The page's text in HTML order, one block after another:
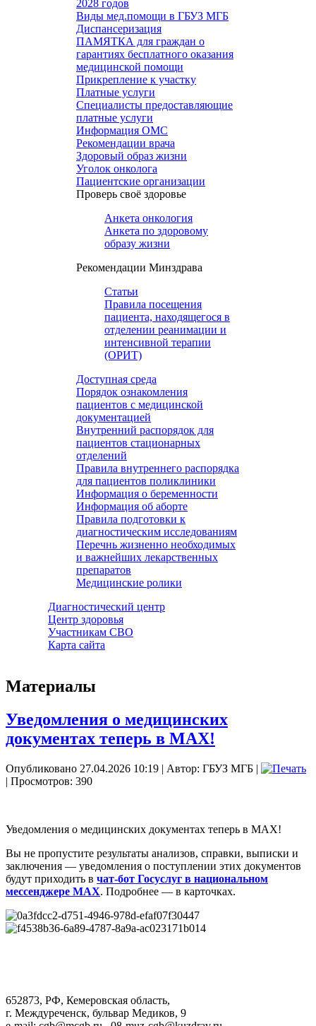
2028 годов
Виды мед.помощи в ГБУЗ МГБ
Диспансеризация
ПАМЯТКА для граждан о
гарантиях бесплатного оказания
медицинской помощи
Прикрепление к участку
Платные услуги
Специалисты предоставляющие
платные услуги
Информация ОМС
Рекомендации врача
Здоровый образ жизни
Уголок онколога
Пациентские организации
Проверь своё здоровье
Анкета онкология
Анкета по здоровому
образу жизни
Рекомендации Минздрава
Статьи
Правила посещения
пациента, находящегося в
отделении реанимации и
интенсивной терапии
(ОРИТ)
Доступная среда
Порядок ознакомления
пациентов с медицинской
документацией
Внутренний распорядок для
пациентов стационарных
отделений
Правила внутреннего распорядка
для пациентов поликлиники
Информация о беременности
Информация об аборте
Правила подготовки к
диагностическим исследованиям
Перечнь жизненно необходимых
и важнейших лекарственных
препаратов
Медицинские ролики
Диагностический центр
Центр здоровья
Участникам СВО
Карта сайта
Материалы
Уведомления о медицинских
документах теперь в МАХ!
Опубликовано 27.04.2026 10:19 | Автор: ГБУЗ МГБ |
| Просмотров: 390
Уведомления о медицинских документах теперь в МАХ!
Вы не пропустите результаты анализов, справки, выписки и
заключения — уведомления о поступлении этих документов
будут приходить в чат‑бот Госуслуг в национальном
мессенджере МАХ. Подробнее — в карточках.
652873, РФ, Кемеровская область,
г. Междуреченск, бульвар Медиков, 9